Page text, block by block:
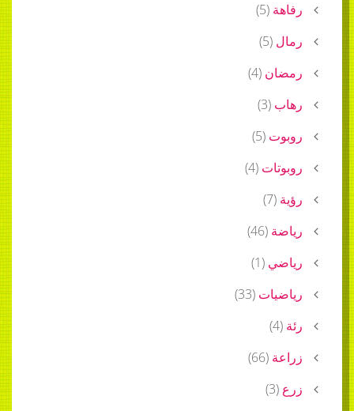
رفاهة (
5
)
رمال (
5
)
رمضان (
4
)
رهاب (
3
)
روبوت (
5
)
روبوتات (
4
)
رؤية (
7
)
رياضة (
46
)
رياضي (
1
)
رياضيات (
33
)
رئة (
4
)
زراعة (
66
)
زرع (
3
)